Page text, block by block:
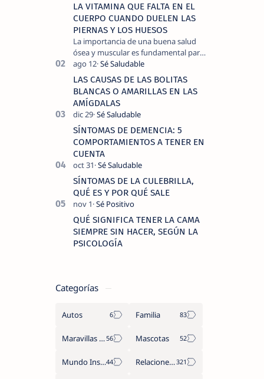
LA VITAMINA QUE FALTA EN EL
CUERPO CUANDO DUELEN LAS
PIERNAS Y LOS HUESOS
La importancia de una buena salud
ósea y muscular es fundamental para
llevar una vida activa y sin dolor,
cuando experimentamos dolor en las
piernas …
LAS CAUSAS DE LAS BOLITAS
BLANCAS O AMARILLAS EN LAS
AMÍGDALAS
SÍNTOMAS DE DEMENCIA: 5
COMPORTAMIENTOS A TENER EN
CUENTA
SÍNTOMAS DE LA CULEBRILLA,
QUÉ ES Y POR QUÉ SALE
QUÉ SIGNIFICA TENER LA CAMA
SIEMPRE SIN HACER, SEGÚN LA
PSICOLOGÍA
Categorías
Autos Familia
Maravillas del Mundo Mascotas
Mundo Insólito Relaciones de Parejas